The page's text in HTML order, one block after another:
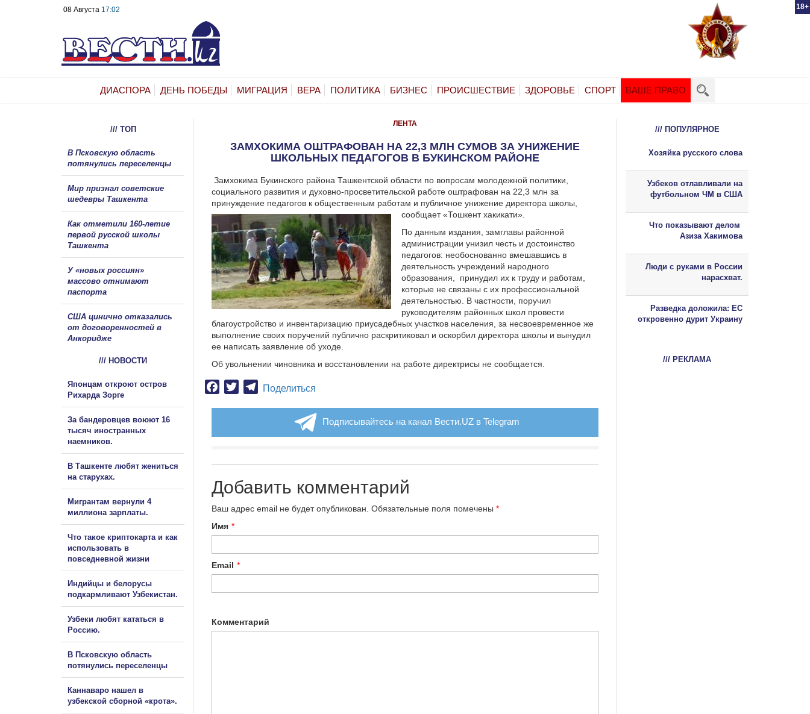
18+
08 Августа 17:02
ДИАСПОРА ДЕНЬ ПОБЕДЫ МИГРАЦИЯ ВЕРА ПОЛИТИКА БИЗНЕС ПРОИСШЕСТВИЕ ЗДОРОВЬЕ СПОРТ ВАШЕ ПРАВО
ЛЕНТА
ЗАМХОКИМА ОШТРАФОВАН НА 22,3 МЛН СУМОВ ЗА УНИЖЕНИЕ
ШКОЛЬНЫХ ПЕДАГОГОВ В БУКИНСКОМ РАЙОНЕ
Замхокима Букинского района Ташкентской области по вопросам молодежной политики,
социального развития и духовно-просветительской работе оштрафован на 22,3 млн за
принуждение педагогов к общественным работам и публичное унижение директора школы,
сообщает «Тошкент хакикати».
По данным издания, замглавы районной
администрации унизил честь и достоинство
педагогов: необоснованно вмешавшись в
деятельность учреждений народного
образования, принудил их к труду и работам,
которые не связаны с их профессиональной
деятельностью. В частности, поручил
руководителям районных школ провести
благоустройство и инвентаризацию приусадебных участков населения, за несвоевременное же
выполнение своих поручений публично раскритиковал и оскорбил директора школы и вынудил
ее написать заявление об уходе.
Об увольнении чиновника и восстановлении на работе директрисы не сообщается.
Facebook
TwitterTelegram
Поделиться
Подписывайтесь на канал Вести.UZ в Telegram
Добавить комментарий
Ваш адрес email не будет опубликован. Обязательные поля помечены *
Имя *
Email *
Комментарий
/// ТОП
В Псковскую область
потянулись переселенцы
Мир признал советские
шедевры Ташкента
Как отметили 160-летие
первой русской школы
Ташкента
У «новых россиян»
массово отнимают
паспорта
США цинично отказались
от договоренностей в
Анкоридже
/// НОВОСТИ
Японцам откроют остров
Рихарда Зорге
За бандеровцев воюют 16
тысяч иностранных
наемников.
В Ташкенте любят жениться
на старухах.
Мигрантам вернули 4
миллиона зарплаты.
Что такое криптокарта и как
использовать в
повседневной жизни
Индийцы и белорусы
подкармливают Узбекистан.
Узбеки любят кататься в
Россию.
В Псковскую область
потянулись переселенцы
Каннаваро нашел в
узбекской сборной «крота».
/// ПОПУЛЯРНОЕ
Хозяйка русского слова
Узбеков отлавливали на
футбольном ЧМ в США
Что показывают делом
Азиза Хакимова
Люди с руками в России
нарасхват.
Разведка доложила: ЕС
откровенно дурит Украину
/// РЕКЛАМА